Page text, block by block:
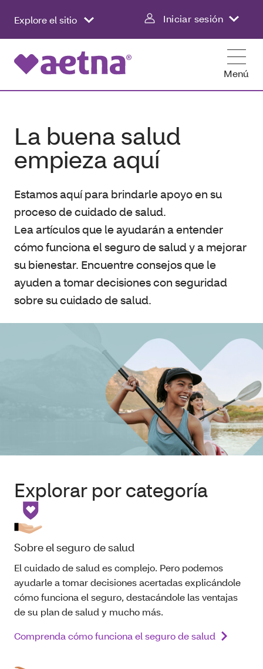
Explore el sitio Iniciar sesión
Menú
La buena salud
empieza aquí
Estamos aquí para brindarle apoyo en su
proceso de cuidado de salud.
Lea artículos que le ayudarán a entender
cómo funciona el seguro de salud y a mejorar
su bienestar. Encuentre consejos que le
ayuden a tomar decisiones con seguridad
sobre su cuidado de salud.
Explorar por categoría
Sobre el seguro de salud
El cuidado de salud es complejo. Pero podemos
ayudarle a tomar decisiones acertadas explicándole
cómo funciona el seguro, destacándole las ventajas
de su plan de salud y mucho más.
Comprenda cómo funciona el seguro de salud